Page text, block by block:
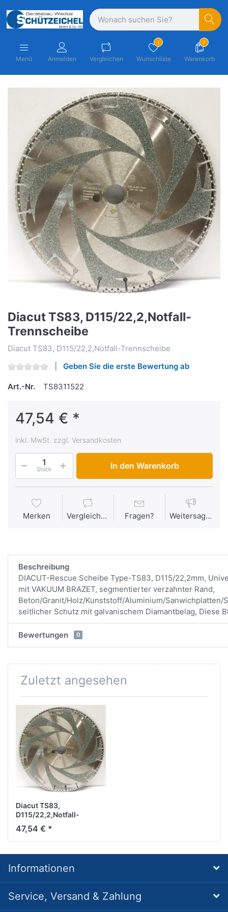
Menü Anmelden Vergleichen
1
Wunschliste
7
Warenkorb
Diacut TS83, D115/22,2,Notfall-
Trennscheibe
Diacut TS83, D115/22,2,Notfall-Trennscheibe
Geben Sie die erste Bewertung ab
Art.-Nr. TS8311522
47,54 € *
inkl. MwSt. zzgl. Versandkosten
Stück In den Warenkorb
Merken Vergleichen Fragen? Weitersagen
Beschreibung
DIACUT-Rescue Scheibe Type-TS83, D115/22,2mm,
mit VAKUUM BRAZET, segmentierter verzahnter Rand,
Beton/Granit/Holz/Kunststoff/Aluminium/Sanwichplatten/
seitlicher Schutz mit galvanischem Diamantbelag, Diese
Bewertungen 0
Zuletzt angesehen
Diacut TS83,
D115/22,2,Notfall-
Trennscheibe
47,54 € *
Informationen
Service, Versand & Zahlung